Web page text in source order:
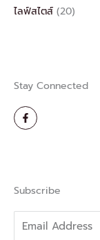
ไลฟ์สไตส์ (20)
Stay Connected
F
a
c
-
f
Subscribe
Address